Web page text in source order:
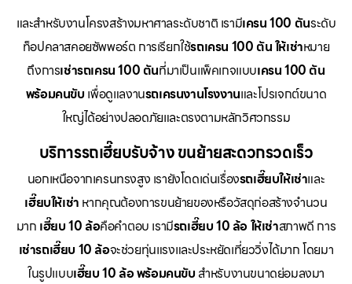
และสำหรับงานโครงสร้างมหาศาลระดับชาติ เรามีเครน 100 ตันระดับ
ท็อปคลาสคอยซัพพอร์ต การเรียกใช้รถเครน 100 ตัน ให้เช่าหมาย
ถึงการเช่ารถเครน 100 ตันที่มาเป็นแพ็คเกจแบบเครน 100 ตัน
พร้อมคนขับ เพื่อดูแลงานรถเครนงานโรงงานและโปรเจกต์ขนาด
ใหญ่ได้อย่างปลอดภัยและตรงตามหลักวิศวกรรม
บริการรถเฮี๊ยบรับจ้าง ขนย้ายสะดวกรวดเร็ว
นอกเหนือจากเครนทรงสูง เรายังโดดเด่นเรื่องรถเฮี๊ยบให้เช่าและ
เฮี๊ยบให้เช่า หากคุณต้องการขนย้ายของหรือวัสดุก่อสร้างจำนวน
มาก เฮี๊ยบ 10 ล้อคือคำตอบ เรามีรถเฮี๊ยบ 10 ล้อ ให้เช่าสภาพดี การ
เช่ารถเฮี๊ยบ 10 ล้อจะช่วยทุ่นแรงและประหยัดเที่ยววิ่งได้มาก โดยมา
ในรูปแบบเฮี๊ยบ 10 ล้อ พร้อมคนขับ สำหรับงานขนาดย่อมลงมา